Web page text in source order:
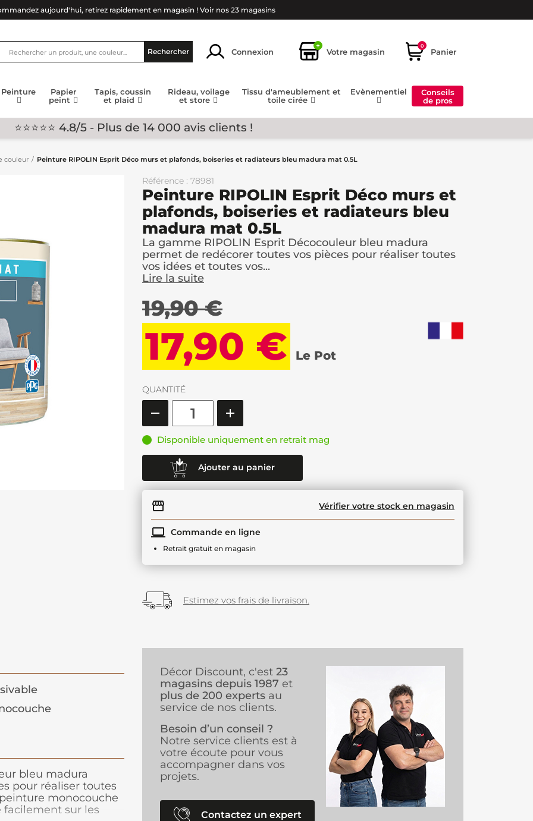
aujourd'hui, retirez rapidement en magasin ! Voir nos 23 magasins
Rechercher Connexion
+
Votre magasin
0
Panier
Peinture
Papier
peint
Tapis, coussin
et plaid
Rideau, voilage
et store
Tissu d'ameublement et
toile cirée
Evènementiel
Conseils
de pros
⭐⭐⭐⭐⭐ 4.8/5 - Plus de 14 000 avis clients !
couleur Peinture RIPOLIN Esprit Déco murs et plafonds, boiseries et radiateurs bleu madura mat 0.5L
Référence : 78981
Peinture RIPOLIN Esprit Déco murs et
plafonds, boiseries et radiateurs bleu
madura mat 0.5L
La gamme RIPOLIN Esprit Décocouleur bleu madura
permet de redécorer toutes vos pièces pour réaliser toutes
vos idées et toutes vos...
Lire la suite
19,90 €
17,90 € Le Pot
QUANTITÉ
Disponible uniquement en retrait mag
Ajouter au panier
Vérifier votre stock en magasin
Commande en ligne
Retrait gratuit en magasin
Estimez vos frais de livraison.
bleu madura
pour réaliser toutes
monocouche
sur les
Décor Discount, c'est 23
magasins depuis 1987 et
plus de 200 experts au
service de nos clients.
Besoin d’un conseil ?
Notre service clients est à
votre écoute pour vous
accompagner dans vos
projets.
Contactez un expert